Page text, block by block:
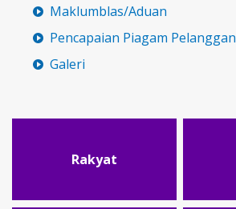
Maklumblas/Aduan
Pencapaian Piagam Pelanggan
Galeri
Rakyat